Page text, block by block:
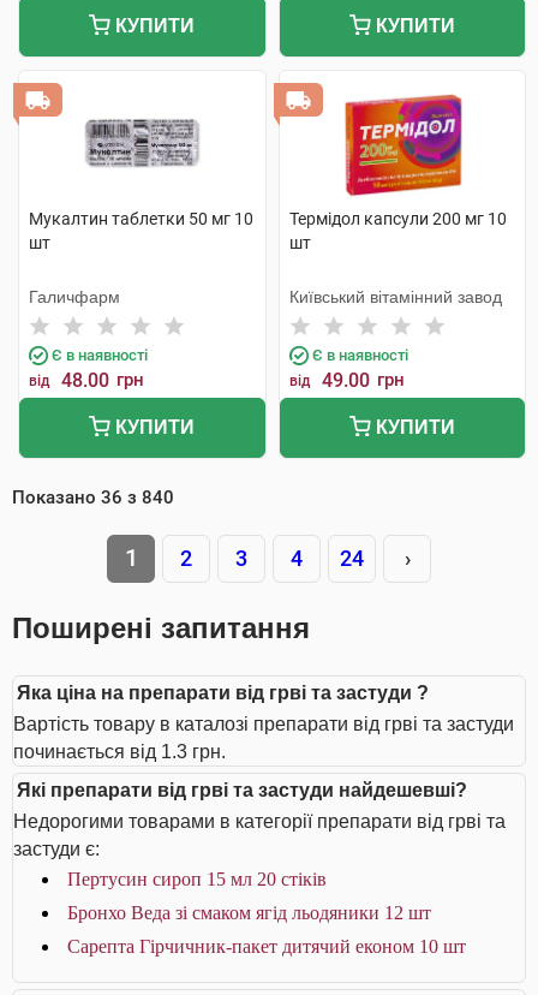
КУПИТИ КУПИТИ
Мукалтин таблетки 50 мг 10
шт
Галичфарм
Є в наявності
від 48.00 грн
КУПИТИ
Термідол капсули 200 мг 10
шт
Київський вітамінний завод
Є в наявності
від 49.00 грн
КУПИТИ
Показано 36 з 840
1 2 3 4 24 ›
Поширені запитання
Яка ціна на препарати від грві та застуди ?
Вартість товару в каталозі препарати від грві та застуди
починається від 1.3 грн.
Які препарати від грві та застуди найдешевші?
Недорогими товарами в категорії препарати від грві та
застуди є:
Пертусин сироп 15 мл 20 стіків
Бронхо Веда зі смаком ягід льодяники 12 шт
Сарепта Гірчичник-пакет дитячий економ 10 шт